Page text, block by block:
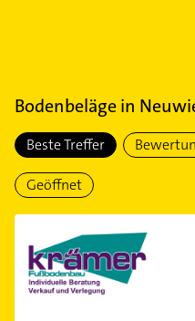
Bodenbelägein
Beste Treffer
Geöffnet